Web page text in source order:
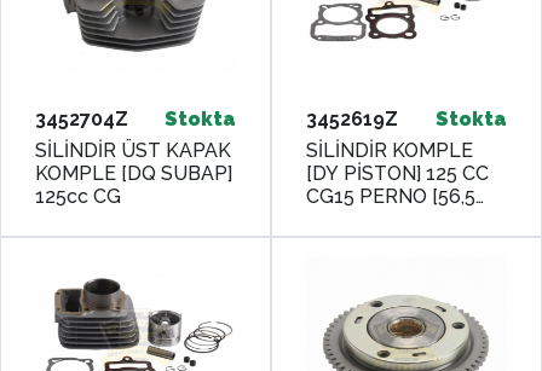
3452704Z
Stokta
SİLİNDİR ÜST KAPAK
KOMPLE [DQ SUBAP]
125cc CG
3452619Z
Stokta
SİLİNDİR KOMPLE
[DY PİSTON] 125 CC
CG15 PERNO [56,5